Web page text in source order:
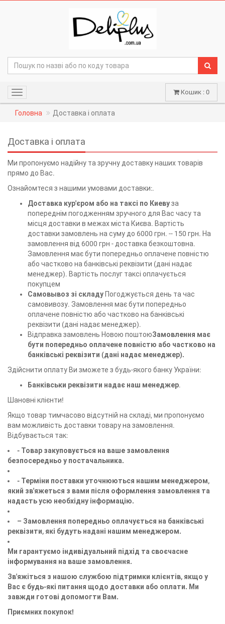
Навігація Кошик : 0
Головна Доставка і оплата
Доставка і оплата
Ми пропонуємо надійну та зручну доставку наших товарів
прямо до Вас.
Ознайомтеся з нашими умовами доставки:.
Доставка кур'єром або на таксі по Киевуза
попереднім погодженням зручного для Вас часу та
місця доставки в межах міста Києва. Вартість
доставки замовлень на суму до 6000 грн. -- 150 грн. На
замовлення від 6000 грн - доставка безкоштовна.
Замовлення має бути попередньо оплачене повністю
або частково на банківські реквізити (дані надає
менеджер). Вартість послуг таксі оплачується
покупцем
Самовывоз зі складу Погоджується день та час
самовивозу. Замовлення має бути попередньо
оплачене повністю або частково на банківські
реквізити (дані надає менеджер).
Відправка замовлень Новою поштоюЗамовлення має
бути попередньо оплачене повністю або частково на
банківські реквізити (дані надає менеджер).
Здійснити оплату Ви зможете з будь-якого банку України:
Банківськи реквізити надає наш менеджер.
Шановні клієнти!
Якщо товар тимчасово відсутній на складі, ми пропонуємо
вам можливість доставки товару на замовлення.
Відбувається так:
- Товар закуповується на ваше замовлення
безпосередньо у постачальника.
- Терміни поставки уточнюються нашим менеджером,
який зв'яжеться з вами після оформлення замовлення та
надасть усю необхідну інформацію.
– Замовлення попередньо оплачується на банківські
реквізити, які будуть надані нашим менеджером.
Ми гарантуємо індивідуальний підхід та своєчасне
інформування на ваше замовлення.
Зв'яжіться з нашою службою підтримки клієнтів, якщо у
Вас є будь-які питання щодо доставки або оплати. Ми
завжди готові допомогти Вам.
Приємних покупок!